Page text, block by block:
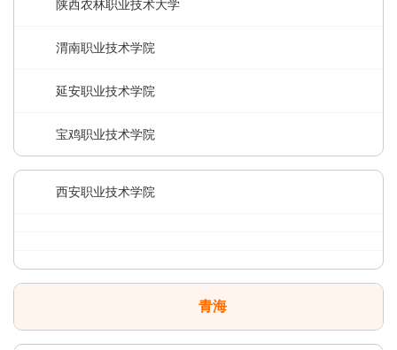
陕西农林职业技术大学
渭南职业技术学院
延安职业技术学院
宝鸡职业技术学院
西安职业技术学院
青海